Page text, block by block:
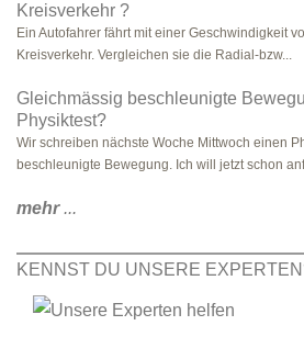
Kreisverkehr ?
Ein Autofahrer fährt mit einer Geschwindigkeit
Kreisverkehr. Vergleichen sie die Radial-bzw...
Gleichmässig beschleunigte
Physiktest?
Wir schreiben nächste Woche Mittwoch einen
beschleunigte Bewegung. Ich will jetzt schon
mehr...
KENNST DU UNSERE